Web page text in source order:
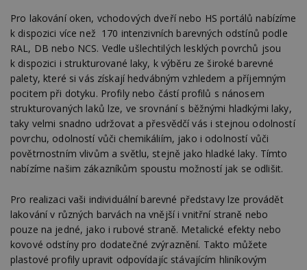
Pro lakování oken, vchodových dveří nebo HS portálů nabízíme
k dispozici více než 170 intenzivních barevných odstínů podle
RAL, DB nebo NCS. Vedle ušlechtilých lesklých povrchů jsou
k dispozici i strukturované laky, k výběru ze široké barevné
palety, které si vás získají hedvábným vzhledem a příjemným
pocitem při dotyku. Profily nebo částí profilů s nánosem
strukturovaných laků lze, ve srovnání s běžnými hladkými laky,
taky velmi snadno udržovat a přesvědčí vás i stejnou odolností
povrchu, odolností vůči chemikáliím, jako i odolností vůči
povětrnostním vlivům a světlu, stejně jako hladké laky. Tímto
nabízíme našim zákazníkům spoustu možností jak se odlišit.
Pro realizaci vaši individuální barevné představy lze provádět
lakování v různých barvách na vnější i vnitřní straně nebo
pouze na jedné, jako i rubové straně. Metalické efekty nebo
kovové odstíny pro dodatečné zvýraznění. Takto můžete
plastové profily upravit odpovídajíc stávajícím hliníkovým